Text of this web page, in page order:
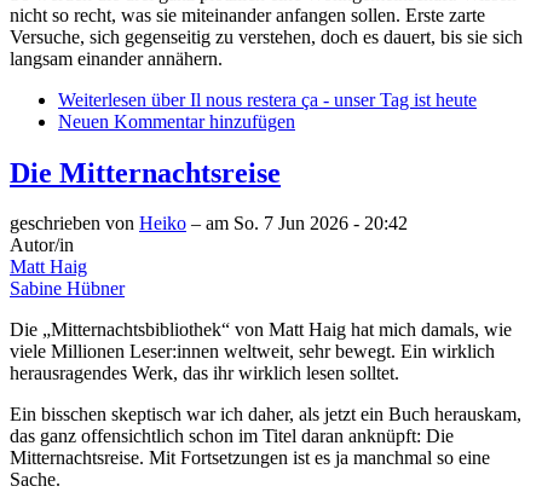
nicht so recht, was sie miteinander anfangen sollen. Erste zarte
Versuche, sich gegenseitig zu verstehen, doch es dauert, bis sie sich
langsam einander annähern.
Weiterlesen über Il nous restera ça - unser Tag ist heute
Neuen Kommentar hinzufügen
Die Mitternachtsreise
geschrieben von Heiko – am So. 7 Jun 2026 - 20:42
Autor/in
Matt Haig
Sabine Hübner
Die „Mitternachtsbibliothek“ von Matt Haig hat mich damals, wie
viele Millionen Leser:innen weltweit, sehr bewegt. Ein wirklich
herausragendes Werk, das ihr wirklich lesen solltet.
Ein bisschen skeptisch war ich daher, als jetzt ein Buch herauskam,
das ganz offensichtlich schon im Titel daran anknüpft: Die
Mitternachtsreise. Mit Fortsetzungen ist es ja manchmal so eine
Sache.